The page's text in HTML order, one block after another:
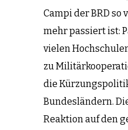
Campi der BRD so
mehr passiert ist:
vielen
zu
die
Bundesländern.
Reaktion auf den